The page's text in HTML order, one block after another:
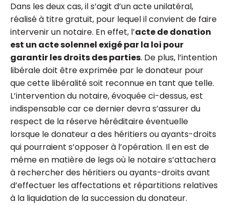
Dans les deux cas, il s’agit d’un acte unilatéral,
réalisé à titre gratuit, pour lequel il convient de faire
intervenir un notaire. En effet, l’acte de donation
est un acte solennel exigé par la loi pour
garantir les droits des parties. De plus, l’intention
libérale doit être exprimée par le donateur pour
que cette libéralité soit reconnue en tant que telle.
L’intervention du notaire, évoquée ci-dessus, est
indispensable car ce dernier devra s’assurer du
respect de la réserve héréditaire éventuelle
lorsque le donateur a des héritiers ou ayants-droits
qui pourraient s’opposer à l’opération. Il en est de
même en matière de legs où le notaire s’attachera
à rechercher des héritiers ou ayants-droits avant
d’effectuer les affectations et répartitions relatives
à la liquidation de la succession du donateur.